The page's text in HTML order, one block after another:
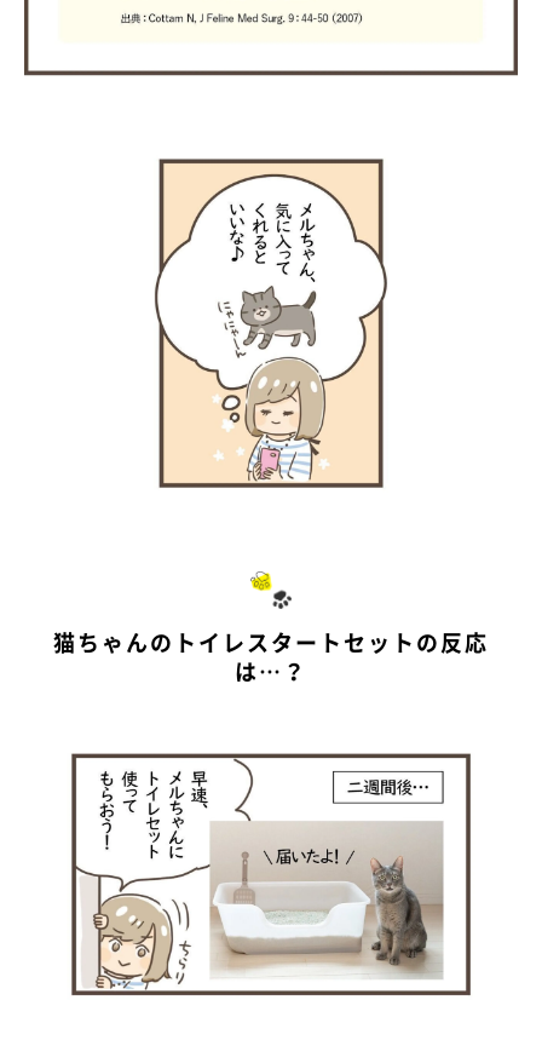
猫ちゃんのトイレスタートセットの反応
は…？